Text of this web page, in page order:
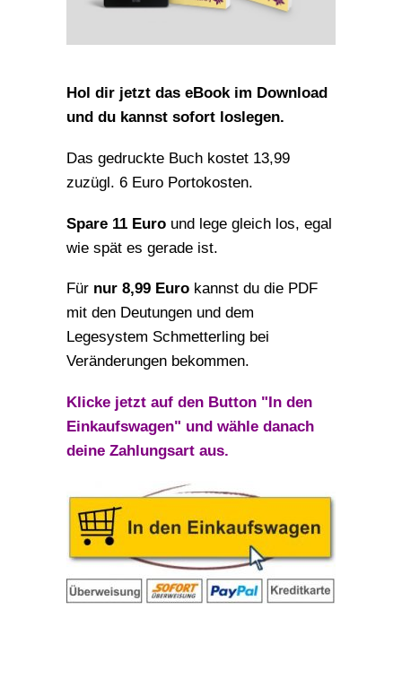
Hol dir jetzt das eBook im Download
und du kannst sofort loslegen.
Das gedruckte Buch kostet 13,99
zuzügl. 6 Euro Portokosten.
Spare 11 Euro und lege gleich los, egal
wie spät es gerade ist.
Für nur 8,99 Euro kannst du die PDF
mit den Deutungen und dem
Legesystem Schmetterling bei
Veränderungen bekommen.
Klicke jetzt auf den Button "In den
Einkaufswagen" und wähle danach
deine Zahlungsart aus.